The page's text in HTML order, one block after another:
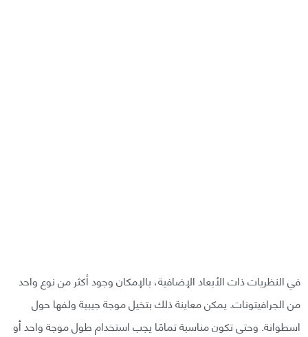
في النظريات ذات الأبعاد الإضافية، بالإمكان وجود أكثر من نوع واحد
من الجرافيتونات. يمكن معاينة ذلك بتخيل موجة جيبية ولفها حول
اسطوانة. وحتى تكون مناسبة تمامًا يجب استخدام طول موجة واحد أو